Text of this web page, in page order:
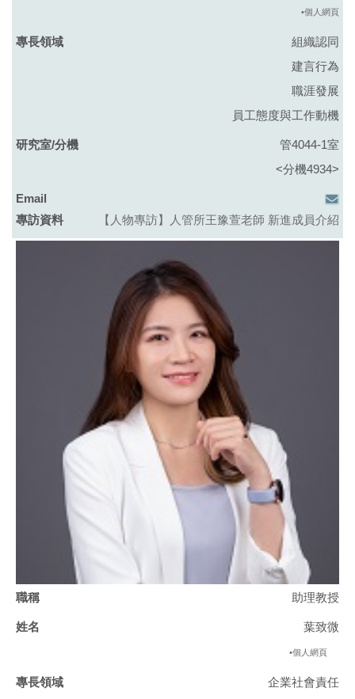
•個人網頁
組織認同
建言行為
職涯發展
員工態度與工作動機
管4044-1室
<分機4934>
【人物專訪】 人管所王豫萱老師 新進成員介紹
助理教授
葉致微
•個人網頁
企業社會責任